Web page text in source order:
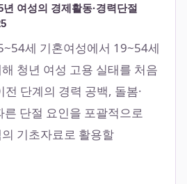
여성의 경제활동·경력단절
세 기혼여성에서 19~54세
청년 여성 고용 실태를 처음
단계의 경력 공백, 돌봄·
단절 요인을 포괄적으로
기초자료로 활용할